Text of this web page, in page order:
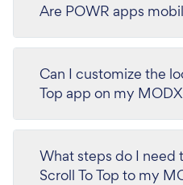
Are POWR apps
Can I customize the
Top app on my
What steps do I need
Scroll To Top to my